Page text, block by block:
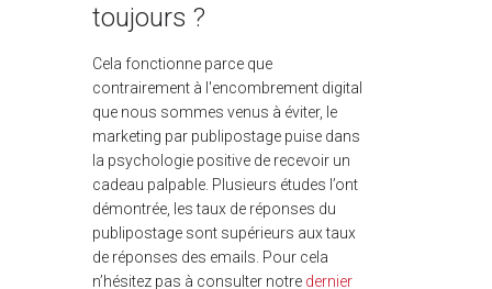
toujours ?
Cela fonctionne parce que
contrairement à l'encombrement digital
que nous sommes venus à éviter, le
marketing par publipostage puise dans
la psychologie positive de recevoir un
cadeau palpable. Plusieurs études l’ont
démontrée, les taux de réponses du
publipostage sont supérieurs aux taux
de réponses des emails. Pour cela
n’hésitez pas à consulter notre dernier